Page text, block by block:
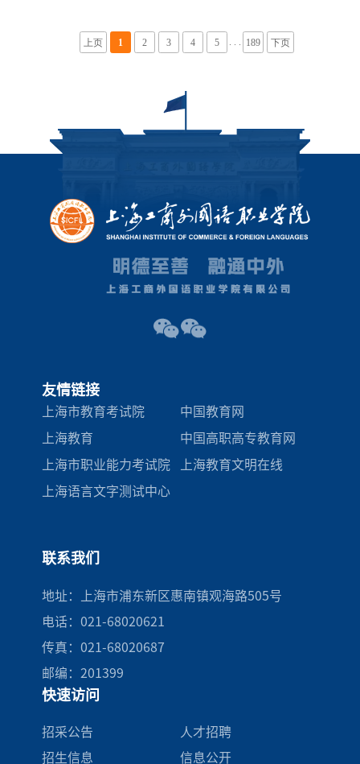
上页 1 2 3 4 5 . . . 189 下页
友情链接
上海市教育考试院 中国教育网
上海教育 中国高职高专教育网
上海市职业能力考试院 上海教育文明在线
上海语言文字测试中心
联系我们
地址：上海市浦东新区惠南镇观海路505号
电话：021-68020621
传真：021-68020687
邮编：201399
快速访问
招采公告
人才招聘
招生信息
信息公开